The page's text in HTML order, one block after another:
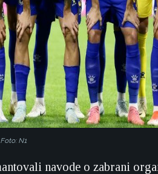
N1
navode o zabrani